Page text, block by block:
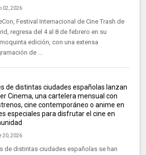
02, 2026
Festival Internacional de Cine Trash de
regresa del 4 al 8 de febrero en su
edición, con una extensa
de ...
de distintas ciudades españolas lanzan
Cinema, una cartelera mensual con
cine contemporáneo o anime en
especiales para disfrutar el cine en
20, 2026
de distintas ciudades españolas se han